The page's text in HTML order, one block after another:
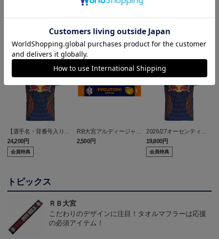
【選手名・背番号入り】
2026/27オーセンティッ
クユニフォーム（フィー
ルド1st）
24,200円
会員特典
NEW
RB大宮アルディージャ
ピカチュウ タオルマフラ
ー
2,500円
2026/27オーセンティッ
クユニフォーム（フィー
ルド1st）
19,800円
会員特典
トピックス
ＲＢ大宮
こだわりのデザインに注目！タオルマフラーは応援
の必須アイテム！